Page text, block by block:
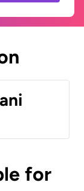
for